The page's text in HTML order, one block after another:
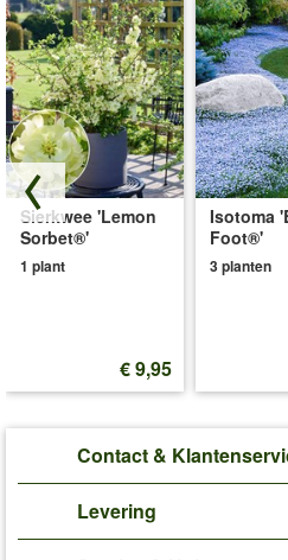
Sierkwee 'Lemon
Sorbet®'
1 plant
€ 9,95
Isotoma
Foot®'
3 planten
Contact &
Levering